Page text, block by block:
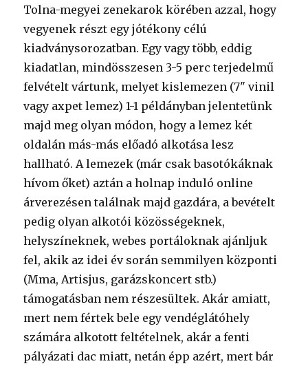
Tolna-megyei zenekarok körében azzal, hogy
vegyenek részt egy jótékony célú
kiadványsorozatban. Egy vagy több, eddig
kiadatlan, mindösszesen 3-5 perc terjedelmű
felvételt vártunk, melyet kislemezen (7" vinil
vagy axpet lemez) 1-1 példányban jelentetünk
majd meg olyan módon, hogy a lemez két
oldalán más-más előadó alkotása lesz
hallható. A lemezek (már csak basotókáknak
hívom őket) aztán a holnap induló online
árverezésen találnak majd gazdára, a bevételt
pedig olyan alkotói közösségeknek,
helyszíneknek, webes portáloknak ajánljuk
fel, akik az idei év során semmilyen központi
(Mma, Artisjus, garázskoncert stb.)
támogatásban nem részesültek. Akár amiatt,
mert nem fértek bele egy vendéglátóhely
számára alkotott feltételnek, akár a fenti
pályázati dac miatt, netán épp azért, mert bár